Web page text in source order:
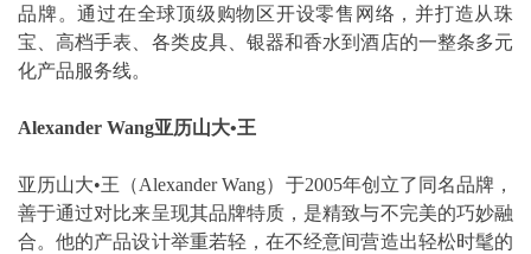
品牌。通过在全球顶级购物区开设零售网络，并打造从珠
宝、高档手表、各类皮具、银器和香水到酒店的一整条多元
化产品服务线。
Alexander Wang亚历山大•王
亚历山大•王（Alexander Wang）于2005年创立了同名品牌，
善于通过对比来呈现其品牌特质，是精致与不完美的巧妙融
合。他的产品设计举重若轻，在不经意间营造出轻松时髦的